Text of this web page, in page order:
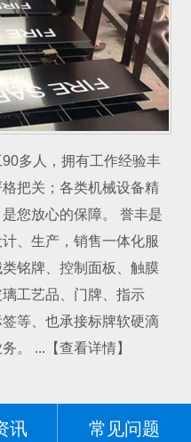
多人，拥有工作经验丰
把关；各类机械设备精
您放心的保障。 誉丰是
、生产，销售一体化服
铭牌、控制面板、触膜
工艺品、门牌、指示
等、也承接标牌软硬滴
。 ...【查看详情】
讯 常见问题